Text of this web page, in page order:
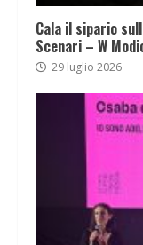
Cala il sipario
Scenari – W
29 luglio 2026